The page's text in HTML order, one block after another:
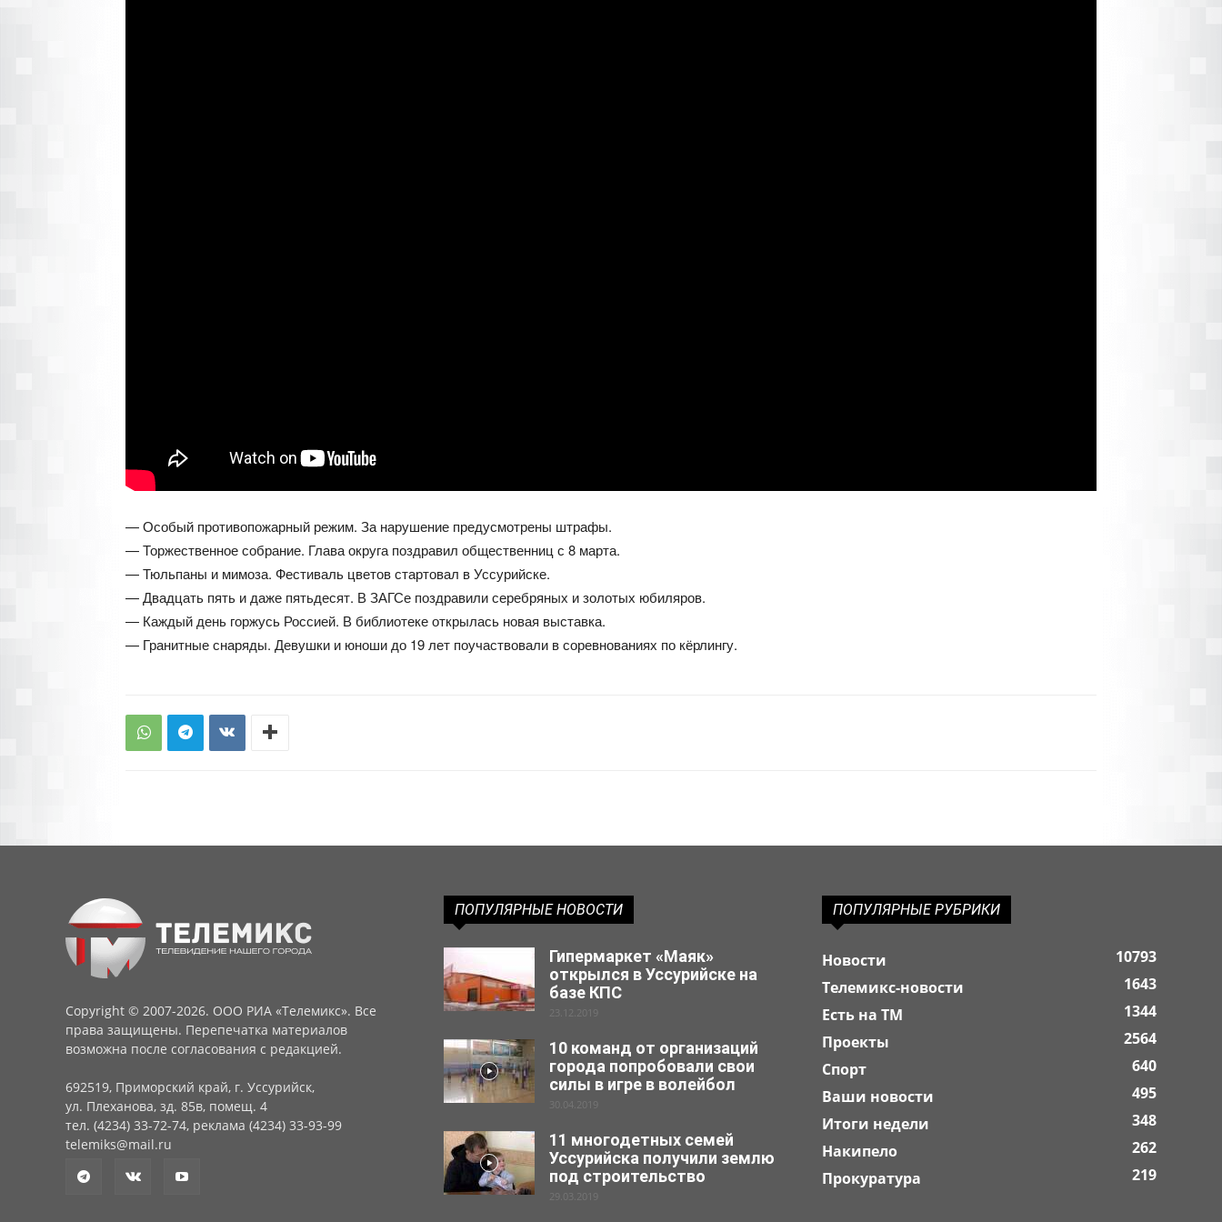
— Особый противопожарный режим. За нарушение предусмотрены штрафы.
— Торжественное собрание. Глава округа поздравил общественниц с 8 марта.
— Тюльпаны и мимоза. Фестиваль цветов стартовал в Уссурийске.
— Двадцать пять и даже пятьдесят. В ЗАГСе поздравили серебряных и золотых юбиляров.
— Каждый день горжусь Россией. В библиотеке открылась новая выставка.
— Гранитные снаряды. Девушки и юноши до 19 лет поучаствовали в соревнованиях по кёрлингу.
Copyright © 2007-2026. ООО РИА «Телемикс». Все
права защищены. Перепечатка материалов
возможна после согласования с редакцией.
692519, Приморский край, г. Уссурийск,
ул. Плеханова, зд. 85в, помещ. 4
тел. (4234) 33-72-74, реклама (4234) 33-93-99
telemiks@mail.ru
ПОПУЛЯРНЫЕ НОВОСТИ
Гипермаркет «Маяк»
открылся в Уссурийске на
базе КПС
23.12.2019
10 команд от организаций
города попробовали свои
силы в игре в волейбол
30.04.2019
11 многодетных семей
Уссурийска получили землю
под строительство
29.03.2019
ПОПУЛЯРНЫЕ РУБРИКИ
Новости
10793
Телемикс-новости
1643
Есть на ТМ
1344
Проекты
2564
Спорт
640
Ваши новости
495
Итоги недели
348
Накипело
262
Прокуратура
219